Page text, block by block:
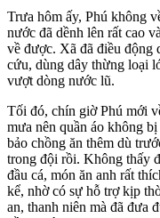
Trưa hôm ấy, Phú không
nước đã dềnh lên rất cao
về được. Xã đã điều động
cứu, dùng dây thừng loại
vượt dòng nước lũ.
Tối đó, chín giờ Phú mới
mưa nên quần áo không
bảo chồng ăn thêm dù
trong đội rồi. Không thấy
đầu cá, món ăn anh rất
kể, nhờ có sự hỗ trợ kịp
an, thanh niên mà đã đưa